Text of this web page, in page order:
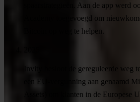
spaarstrategieën. Aan de app werd
Academy toegevoegd om
Bitcoin op weg te helpen.
Invity besloot de gereguleerde weg
een EU-vergunning aan genaamd
Assets) om klanten in de Europese